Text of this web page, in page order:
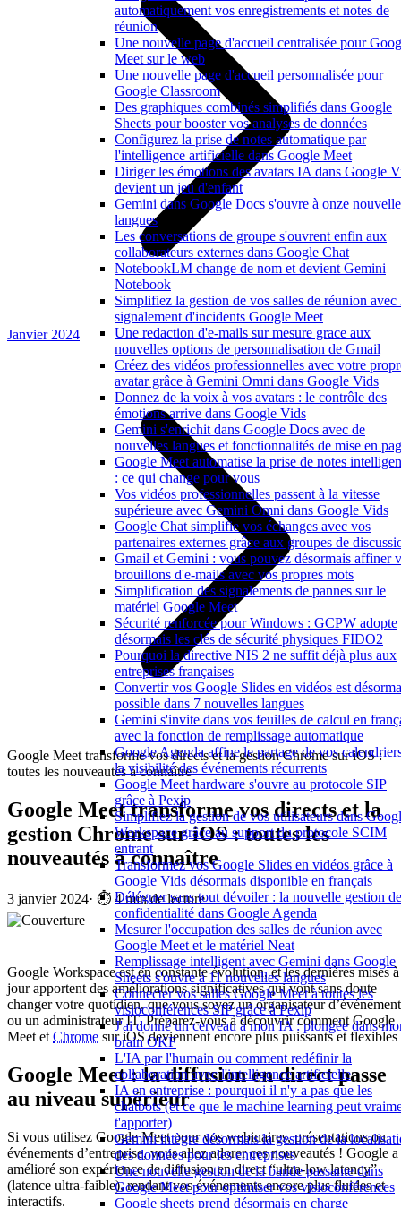
automatiquement vos enregistrements et notes de
réunion
Une nouvelle page d'accueil centralisée pour
Meet sur le web
Une nouvelle page d'accueil personnalisée pour
Google Classroom
Des graphiques combinés simplifiés dans Google
Sheets pour booster vos analyses de données
Configurez la prise de notes automatique par
l'intelligence artificielle dans Google Meet
Diriger les émotions des avatars IA dans Google
devient un jeu d'enfant
Gemini dans Google Docs s'ouvre à onze
langues
Les conversations de groupe s'ouvrent enfin aux
collaborateurs externes dans Google Chat
NotebookLM change de nom et devient Gemini
Notebook
Simplifiez la gestion de vos salles de réunion avec
signalement d'incidents Google Meet
Une redaction d'e-mails sur mesure grace aux
nouvelles options de personnalisation de Gmail
Créez des vidéos professionnelles avec votre
avatar grâce à Gemini Omni dans Google Vids
Donnez de la voix à vos avatars : le contrôle des
émotions arrive dans Google Vids
Gemini s'enrichit dans Google Docs avec de
nouvelles langues et fonctionnalités de mise en
Google Meet automatise la prise de notes
: ce qui change pour vous
Vos vidéos professionnelles passent à la vitesse
supérieure avec Gemini Omni dans Google Vids
Google Chat simplifie vos échanges avec vos
partenaires externes grâce aux groupes de
Gmail et Gemini : vous pouvez désormais affiner
brouillons d'e-mails avec vos propres mots
Simplification des signalements de pannes sur le
matériel Google Meet
Sécurité renforcée pour Windows : GCPW adopte
désormais les clés de sécurité physiques FIDO2
Pourquoi la directive NIS 2 ne suffit déjà plus aux
entreprises françaises
Convertir vos Google Slides en vidéos est
possible dans 7 nouvelles langues
Gemini s'invite dans vos feuilles de calcul en
avec la fonction de remplissage automatique
Google Agenda affine le partage de vos
la visibilité des événements récurrents
Google Meet hardware s'ouvre au protocole SIP
grâce à Pexip
Simplifiez la gestion de vos utilisateurs dans
Workspace grâce au support du protocole SCIM
entrant
Transformez vos Google Slides en vidéos grâce à
Google Vids désormais disponible en français
Déléguer sans tout dévoiler : la nouvelle gestion
confidentialité dans Google Agenda
Mesurer l'occupation des salles de réunion avec
Google Meet et le matériel Neat
Remplissage intelligent avec Gemini dans Google
Sheets s'ouvre à 11 nouvelles langues
Connecter vos salles Google Meet à toutes les
visioconférences SIP grâce à Pexip
J'ai donné un cerveau à mon IA : plongée dans
brain OKF
L'IA par l'humain ou comment redéfinir la
collaboration avec l'intelligence artificielle
IA en entreprise : pourquoi il n'y a pas que les
chatbots (et ce que le machine learning peut
t'apporter)
Gemini intègre désormais la gestion de la
des données pour les entreprises
Une nouvelle gestion de la bande passante dans
Google Meet pour optimiser vos visioconférences
Google sheets prend désormais en charge
Janvier 2024
Google Meet transforme vos directs et la gestion Chrome sur iOS :
toutes les nouveautés à connaître
Google Meet transforme vos directs et la
gestion Chrome sur iOS : toutes les
nouveautés à connaître
3 janvier 2024· ⏱️ 4 min de lecture
Google Workspace est en constante évolution, et les dernières mises à
jour apportent des améliorations significatives qui vont sans doute
changer votre quotidien, que vous soyez un organisateur
ou un administrateur IT. Préparez-vous à découvrir comment Google
Meet et Chrome sur iOS deviennent encore plus puissants et flexibles
Google Meet : la diffusion en direct passe
au niveau supérieur
Si vous utilisez Google Meet pour vos webinaires, présentations ou
événements d’entreprise, vous allez adorer ces nouveautés ! Google a
amélioré son expérience de diffusion en direct “ultra-low latency”
(latence ultra-faible), rendant vos événements encore plus fluides et
interactifs.